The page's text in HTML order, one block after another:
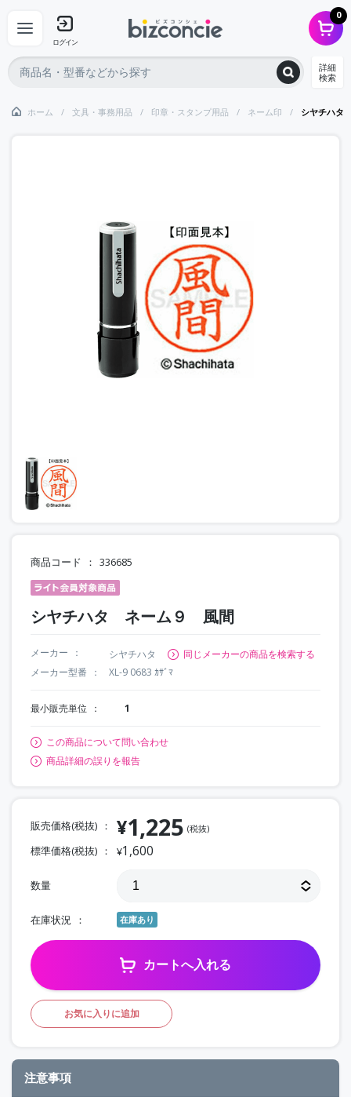
ログイン
0
詳細
検索
ホーム 文具・事務用品 印章・スタンプ用品 ネーム印 シヤチハ
商品コード 336685
シヤチハタ ネーム９ 風間
メーカー シヤチハタ
同じメーカーの商品を検索する
メーカー型番
XL-9 0683 ｶｻﾞﾏ
最小販売単位 1
この商品について問い合わせ
商品詳細の誤りを報告
販売価格(税抜) ¥1,225 (税抜)
標準価格(税抜) ¥1,600
数量
在庫状況 在庫あり
カートへ入れる
お気に入りに追加
注意事項